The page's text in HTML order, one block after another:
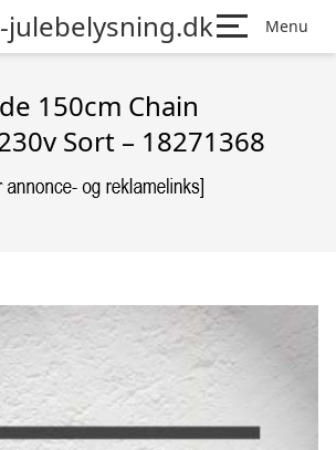
julebelysning.dk Menu
150cm Chain
Sort – 18271368